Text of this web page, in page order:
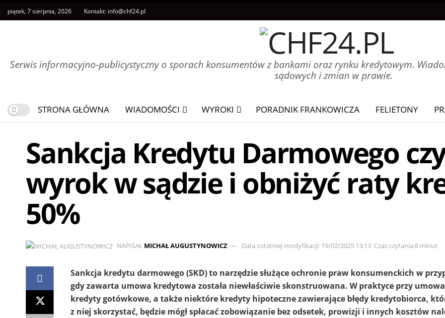
piątek, 7 sierpnia, 2026 Kontakt: info@chf24.pl
Serwis informacyjno-publicystyczny o sporach konsumentów z bankami oraz rynku kredytowym.
sądowych i zmian w prawie.
STRONA GŁÓWNA WIADOMOŚCI WYROKI PORADNIK FRANKOWICZA FELIETONY
Sankcja Kredytu Darmowego
wyrok w sądzie i obniżyć raty
50%
NAPISAŁ MICHAŁ AUGUSTYNOWICZ Data ostatniej modyfikacji: 19/02/2025 13:13 Czas czytania:6 minut
Sankcja kredytu darmowego (SKD) to narzędzie służące ochronie praw konsumenckich w
gdy zawarta umowa kredytowa została niewłaściwie skonstruowana. W praktyce przy
kredyty gotówkowe, a także niektóre kredyty hipoteczne zawierające błędy kredytobiorca,
z niej skorzystać, będzie mógł spłacać zobowiązanie bez odsetek, prowizji i innych kosztów